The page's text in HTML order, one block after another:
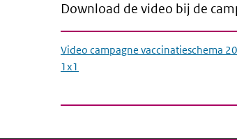
Download de video bij de
Video campagne vaccinatieschema
1x1